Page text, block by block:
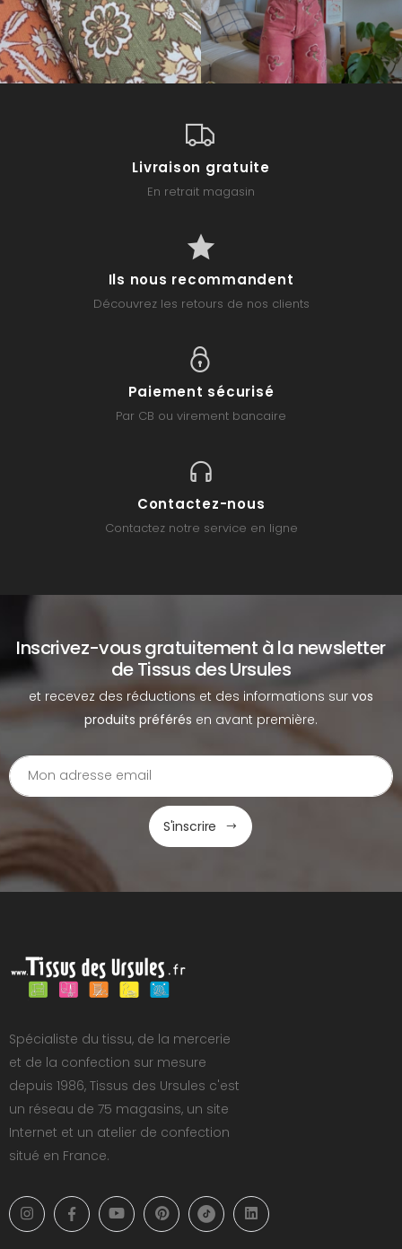
Livraison gratuite
En retrait magasin
Ils nous recommandent
Découvrez les retours de nos clients
Paiement sécurisé
Par CB ou virement bancaire
Contactez-nous
Contactez notre service en ligne
Inscrivez-vous gratuitement à la newsletter
de Tissus des Ursules
et recevez des réductions et des informations sur vos
produits préférés en avant première.
S'inscrire
Spécialiste du tissu, de la mercerie
et de la confection sur mesure
depuis 1986, Tissus des Ursules c'est
un réseau de 75 magasins, un site
Internet et un atelier de confection
situé en France.